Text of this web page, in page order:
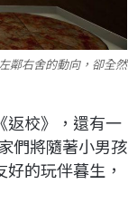
鄰右舍的動向，卻全然
返校》，還有一
們將隨著小男孩
的玩伴暮生，